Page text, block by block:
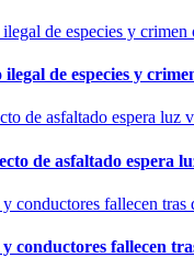
de especies y
de asfaltado espera
conductores fallecen